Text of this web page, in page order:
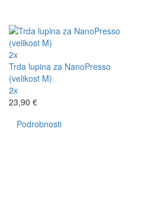
2x
Trda lupina za NanoPresso
(velikost M)
2x
23,90 €
Podrobnosti